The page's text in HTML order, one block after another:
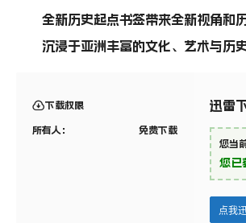
全新历史起点书签带来全新视角和
沉浸于亚洲丰富的文化、艺术与历
下载权限
所有人： 免费下载
迅雷
您当
您已
点我